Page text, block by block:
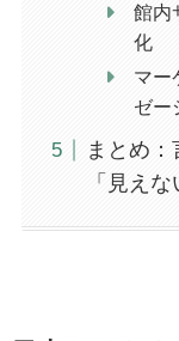
館内
化
マー
ゼー
まとめ
「見え